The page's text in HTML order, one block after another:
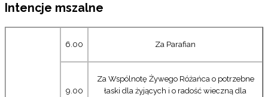
Intencje mszalne
6.00 Za Parafian
9.00
Za Wspólnotę Żywego Różańca o potrzebne
łaski dla żyjących i o radość wieczną dla